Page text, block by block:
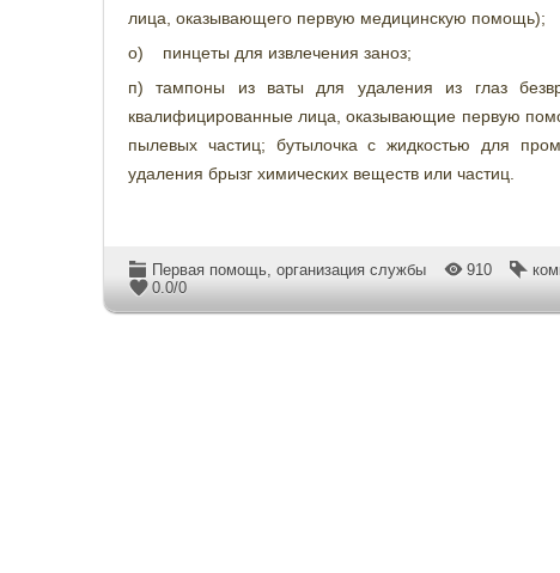
лица, оказывающего первую медицинскую помощь);
о) пинцеты для извлечения заноз;
п) тампоны из ваты для удаления из глаз
квалифицированные лица, оказывающие первую
пылевых частиц; бутылочка с жидкостью для
удаления брызг химических веществ или частиц.
Первая помощь, организация службы 910
0.0/0